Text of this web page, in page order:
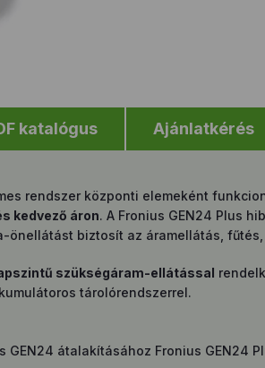
katalógus Ajánlatkérés
rendszer központi elemeként
kedvező áron. A Fronius GEN24 Plus
biztosít az áramellátás,
szükségáram-ellátással
tárolórendszerrel.
GEN24 átalakításához Fronius GEN24